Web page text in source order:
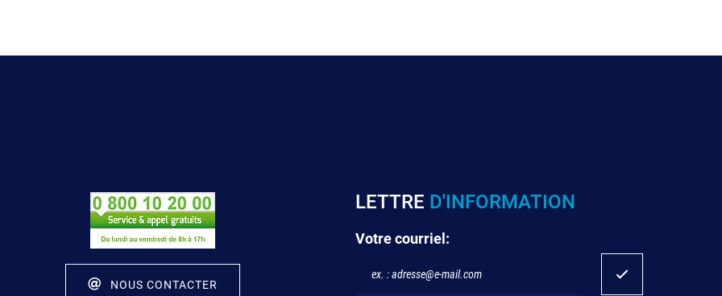
NOUS CONTACTER
LETTRE D'INFORMATION
Votre courriel: